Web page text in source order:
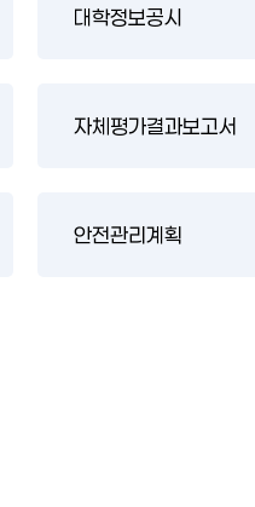
대학정보공시
자체평가결과보고서
안전관리계획